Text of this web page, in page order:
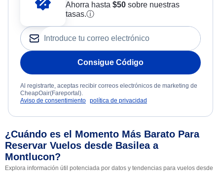
Ahorra hasta $50sobre nuestras
tasas.ⓘ
Consigue Código
Al registrarte, aceptas recibir correos electrónicos de marketing de
CheapOair(Fareportal).
Aviso de consentimiento política de privacidad
¿Cuándo es el Momento Más Barato Para
Reservar Vuelos desde Basilea a
Montlucon?
Explora información útil potenciada por datos y tendencias para vuelos desde